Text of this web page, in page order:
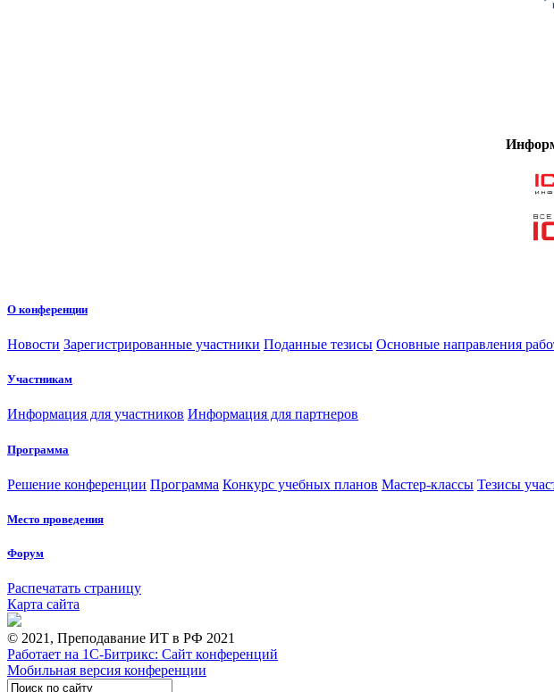
О конференции
Новости Зарегистрированные участники Поданные тезисы Основные направления
Участникам
Информация для участников Информация для партнеров
Программа
Решение конференции Программа Конкурс учебных планов Мастер-классы Тезисы
Место проведения
Форум
Распечатать страницу
Карта сайта
© 2021, Преподавание ИТ в РФ 2021
Работает на 1С-Битрикс: Сайт конференций
Мобильная версия конференции